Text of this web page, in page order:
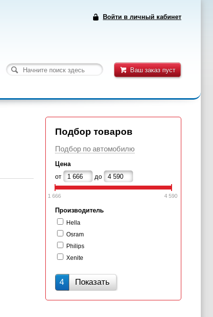
Войти в личный кабинет
Ваш заказ пуст
Подбор товаров
Подбор по автомобилю
Цена
от
до
1 666 4 590
Производитель
Hella
Osram
Philips
Xenite
4 Показать